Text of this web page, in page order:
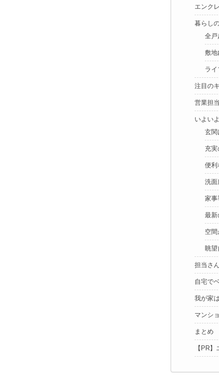
エンク
暮らし
全
敷
ラ
注目の
営業担
いよい
玄
充
便
洗
家
最
空
眺
担当さ
自宅で
我が家
マンシ
まとめ
【PR